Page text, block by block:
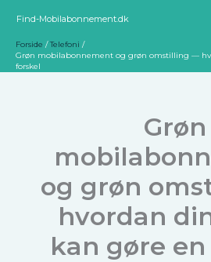
indholdet
Find-Mobilabonnement.dk
Forside
Telefoni
Grøn mobilabonnement og grøn omstilling —
forskel
Grøn
og grøn
hvordan
kan gøre